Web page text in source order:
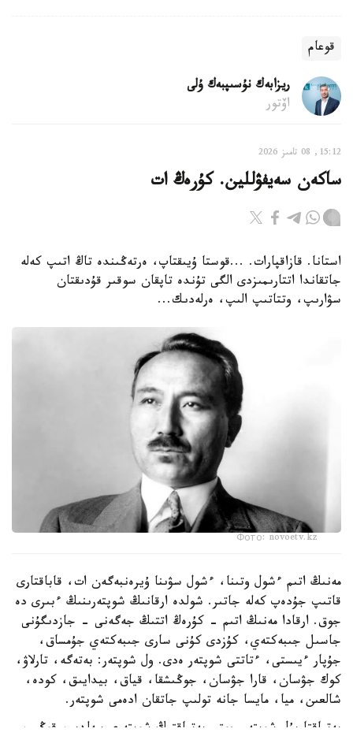
قوعام
ريزابەك نۇسىپبەك ۇلى
اۆتور
15:12, 08 تامىز 2026
ساكەن سەيفۋللين. كۇرەڭ ات
استانا. قازاقپارات. ...قوستا ۇيىقتاپ، ەرتەڭىندە تاڭ اتىپ كەلە
جاتقاندا اتتارىمىزدى الگى تۇندە تاپقان سوقىر قۇدىقتان
سۋارىپ، وتتاتىپ الىپ، ەرلەدىك...
Фото: novoetv.kz
مەنىڭ اتىم ءشول وتىنا، ءشول سۋىنا ۇيرەنبەگەن ات، قاباقتارى
قاتىپ جۇدەپ كەلە جاتىر. شولدە ارقانىڭ شوپتەرىنىڭ ءبىرى دە
جوق. ارقادا مەنىڭ اتىم - كۇرەڭ اتتىڭ جەگەنى - جازدىگۇنى
جاسىل جىبەكتەي، كۇزدى كۇنى سارى جىبەكتەي جۇمساق،
جۇپار ءيىستى، ءتاتتى شوپتەر ەدى. ول شوپتەر: بەتەگە، تارلاۋ،
كوك جۋسان، قارا جۋسان، جوڭىشقا، قياق، بيدايىق، كودە،
شالعىن، ميا، مايسا جانە تولىپ جاتقان ادەمى شوپتەر.
بەتپاقتا بۇل شوپتەر جوق. بەتپاقتىڭ شوپتەرى سەلدىر، قوڭىر،